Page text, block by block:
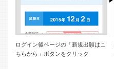
ログイン後ページの「新規出願はこ
ちらから」ボタンをクリック